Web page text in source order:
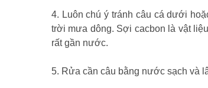
4. Luôn chú ý tránh câu cá dưới
trời mưa dông. Sợi cacbon là vật
rất gần nước.
5. Rửa cần câu bằng nước sạch và